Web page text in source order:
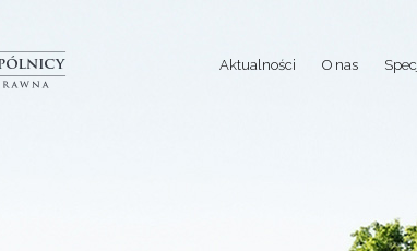
Aktualności O nas